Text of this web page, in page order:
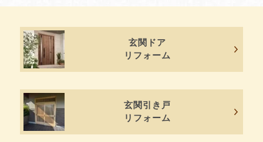
玄関ドア
リフォーム
玄関引き戸
リフォーム